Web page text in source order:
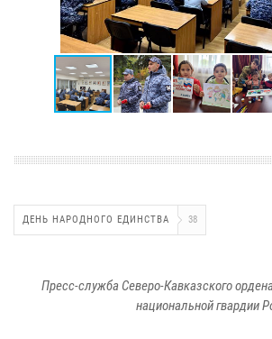
ДЕНЬ НАРОДНОГО ЕДИНСТВА 38
Пресс-служба Северо-Кавказского
национальной гвардии